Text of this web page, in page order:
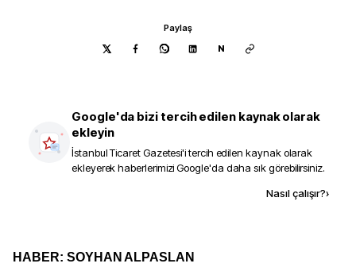
Paylaş
N
Google'da bizi tercih edilen kaynak olarak
ekleyin
İstanbul Ticaret Gazetesi'i tercih edilen kaynak olarak
ekleyerek haberlerimizi Google'da daha sık görebilirsiniz.
Nasıl çalışır?›
HABER: SOYHAN ALPASLAN